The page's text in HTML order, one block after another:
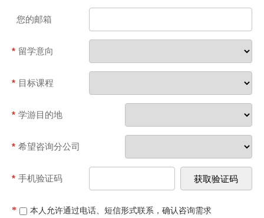
您的邮箱
* 留学意向
* 目标课程
* 学游目的地
* 希望咨询分公司
* 手机验证码
* 本人允许通过电话、短信形式联系，确认咨询需求